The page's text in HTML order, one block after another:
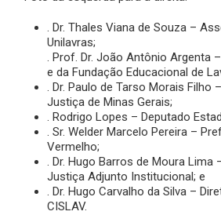
. Dr. Thales Viana de Souza –
Unilavras;
. Prof. Dr. João Antônio Argenta
e da Fundação Educacional de
. Dr. Paulo de Tarso Morais Filho
Justiça de Minas Gerais;
. Rodrigo Lopes – Deputado
. Sr. Welder Marcelo Pereira –
Vermelho;
. Dr. Hugo Barros de Moura Lima
Justiça Adjunto Institucional; e
. Dr. Hugo Carvalho da Silva –
CISLAV.